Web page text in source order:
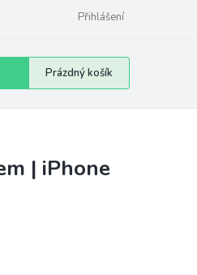
Přihlášení
Nákupní
košík
Prázdný košík
| iPhone